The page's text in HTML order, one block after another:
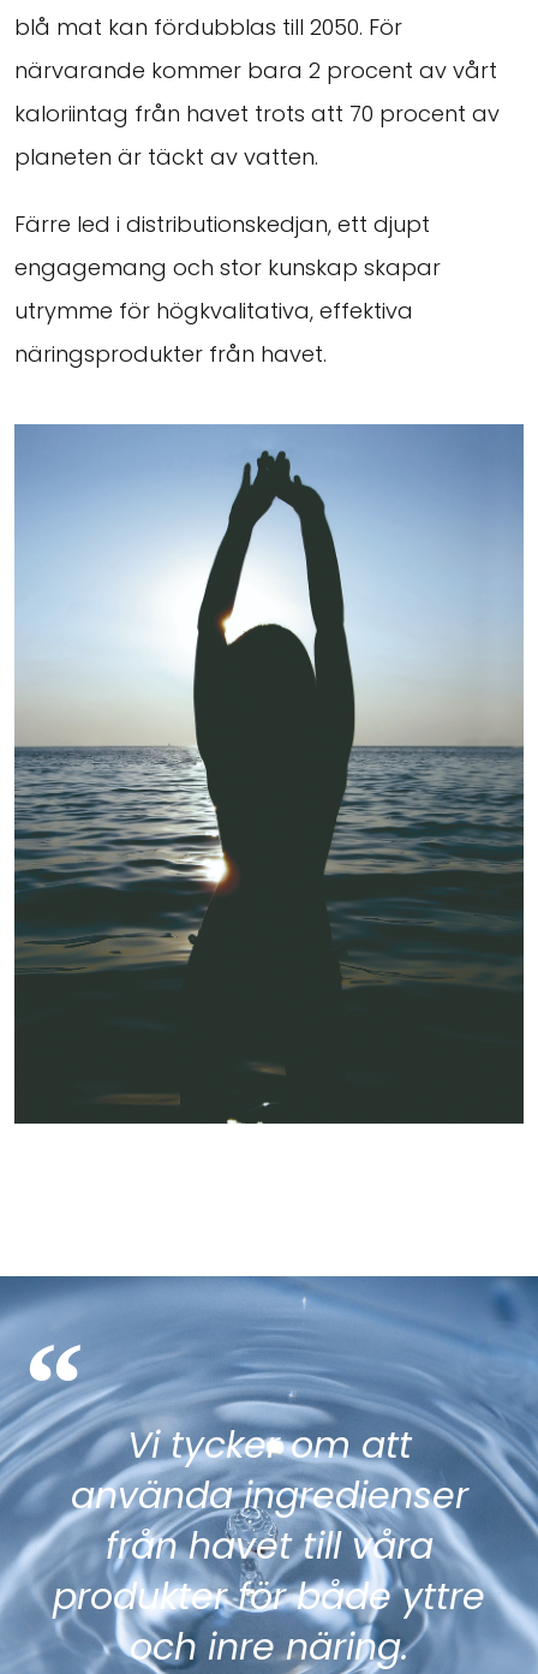
blå mat kan fördubblas till 2050. För
närvarande kommer bara 2 procent av vårt
kaloriintag från havet trots att 70 procent av
planeten är täckt av vatten.
Färre led i distributionskedjan, ett djupt
engagemang och stor kunskap skapar
utrymme för högkvalitativa, effektiva
näringsprodukter från havet.
“
Vi tycker om att
använda ingredienser
från havet till våra
produkter för både yttre
och inre näring.